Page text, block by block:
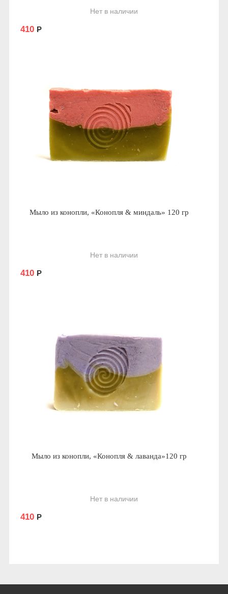
Нет в наличии
410 Р
Мыло из конопли, «Конопля & миндаль» 120 гр
Нет в наличии
410 Р
Мыло из конопли, «Конопля & лаванда»120 гр
Нет в наличии
410 Р